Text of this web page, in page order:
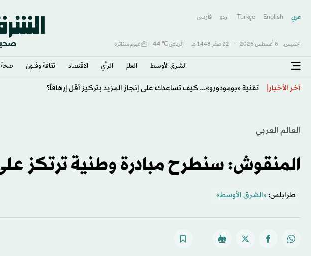
عربي English
Türkçe اردو فارسى
الخميس, 6 أغسطس 2026 - 22 صفَر 1448 هـ الرياض℃
44 غيوم متناثرة
الشرق الأوسط​ العالم الرأي الاقتصاد ثقافة وفنون صحة
آخر الأخبار
العالم العربي
المنقوش: سنطرح مبادرة وطنية ترتكز
طرابلس: «الشرق الأوسط»